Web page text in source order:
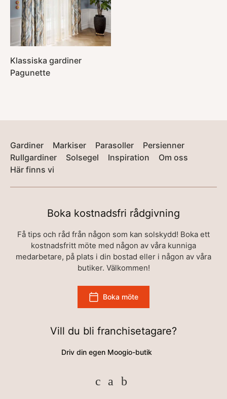
Klassiska gardiner
Pagunette
Boka kostnadsfri rådgivning
Få tips och råd från någon som kan solskydd! Boka ett
kostnadsfritt möte med någon av våra kunniga
medarbetare, på plats i din bostad eller i någon av våra
butiker. Välkommen!
Boka möte
Vill du bli franchisetagare?
Driv din egen Moogio-butik
Gardiner Markiser Parasoller
Persienner
Rullgardiner
Solsegel Inspiration
Om oss
Här finns vi